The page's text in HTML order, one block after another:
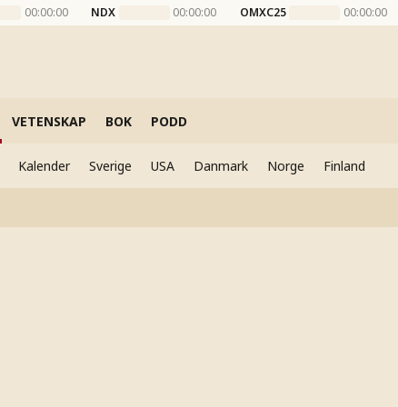
00:00:00 NDX 00:00:00 OMXC25 00:00:00
VETENSKAP BOK PODD
Kalender Sverige USA Danmark Norge Finland